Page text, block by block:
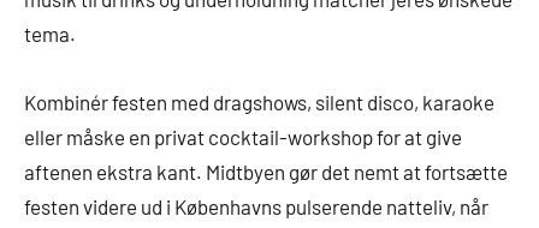
tema.
Kombinér festen med dragshows, silent disco, karaoke
eller måske en privat cocktail-workshop for at give
aftenen ekstra kant. Midtbyen gør det nemt at fortsætte
festen videre ud i Københavns pulserende natteliv, når